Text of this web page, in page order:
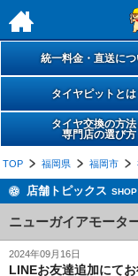
h
統一料金・直送につ
タイヤピットとは
タイヤ交換の方法
専門店の選び方
TOP 福岡県 福岡市
店舗トピックス
ニューガイアモータ
2024年09月16日
LINEお友達追加にてお